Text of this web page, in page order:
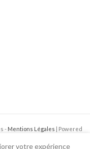
-Mentions Légales | Powered
votre expérience